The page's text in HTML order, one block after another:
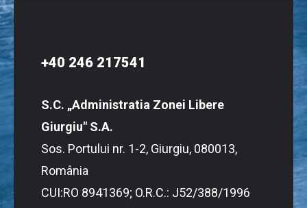
+40 246 217541
S.C. „Administratia Zonei Libere
Giurgiu" S.A.
Sos. Portului nr. 1-2, Giurgiu, 080013,
România
CUI:RO 8941369; O.R.C.: J52/388/1996